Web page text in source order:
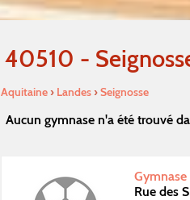
40510 -
Aquitaine› Landes›Seignosse
Aucun gymnase n'a été trouvé
Rue des